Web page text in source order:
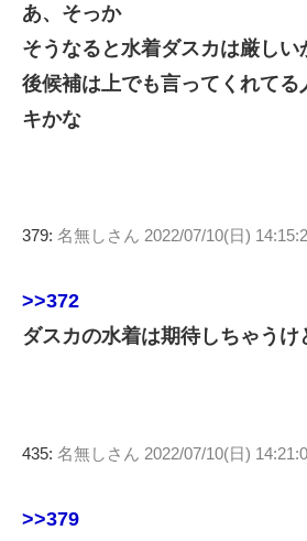
あ、そっか
そうなると水着ダスカは厳しい
後候補は上でも言ってくれてる
キかな
379: 名無しさん 2022/07/10(日)
>>372
ダスカの水着は期待しちゃうけ
435: 名無しさん 2022/07/10(日)
>>379